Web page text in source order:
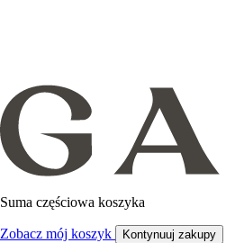
Suma częściowa koszyka
Zobacz mój koszyk Kontynuuj zakupy